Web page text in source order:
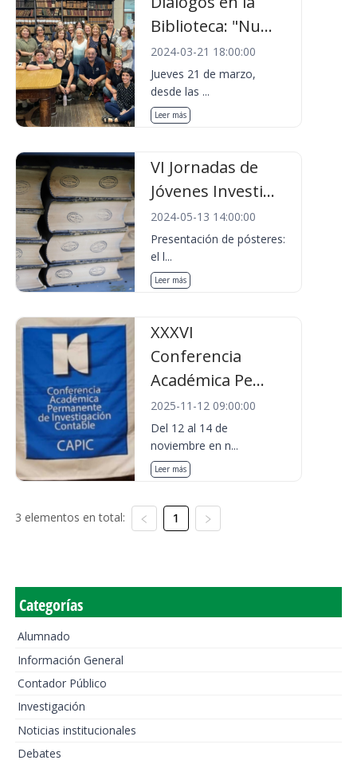
Biblioteca: "Nu...
2024-03-21 18:00:00
Jueves 21 de marzo,
desde las ...
Leer más
VI Jornadas de
Jóvenes Investi...
2024-05-13 14:00:00
Presentación de pósteres:
el l...
Leer más
XXXVI
Conferencia
Académica Pe...
2025-11-12 09:00:00
Del 12 al 14 de
noviembre en n...
Leer más
3 elementos en total: 1
Categorías
Alumnado
Información General
Contador Público
Investigación
Noticias institucionales
Debates